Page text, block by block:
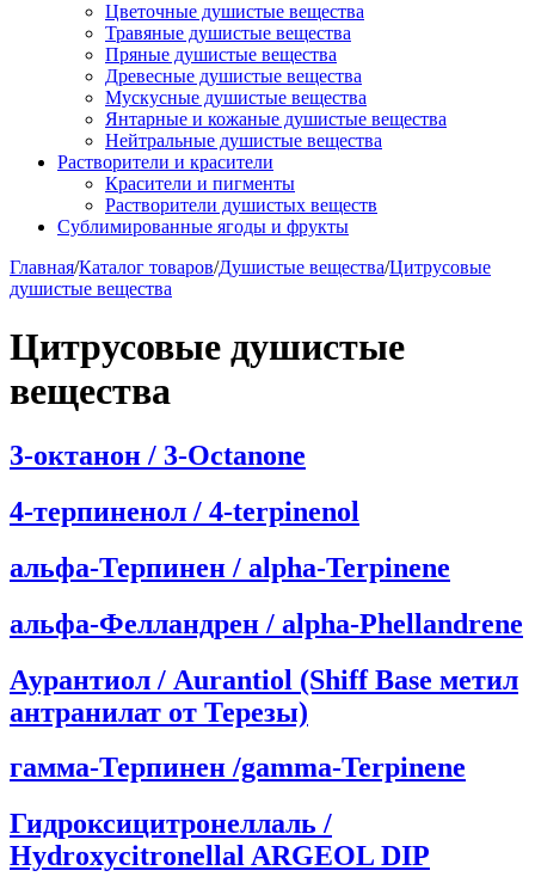
Цветочные душистые вещества
Травяные душистые вещества
Пряные душистые вещества
Древесные душистые вещества
Мускусные душистые вещества
Янтарные и кожаные душистые вещества
Нейтральные душистые вещества
Растворители и красители
Красители и пигменты
Растворители душистых веществ
Сублимированные ягоды и фрукты
Главная/Каталог товаров/Душистые вещества/Цитрусовые
душистые вещества
Цитрусовые душистые
вещества
3-октанон / 3-Octanone
4-терпиненол / 4-terpinenol
альфа-Терпинен / alpha-Terpinene
альфа-Фелландрен / alpha-Phellandrene
Аурантиол / Aurantiol (Shiff Base метил
антранилат от Терезы)
гамма-Терпинен /gamma-Terpinene
Гидроксицитронеллаль /
Hydroxycitronellal ARGEOL DIP